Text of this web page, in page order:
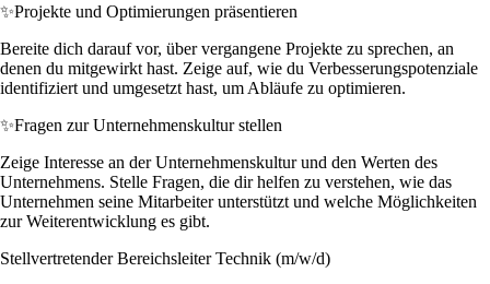
✨Projekte und Optimierungen präsentieren
Bereite dich darauf vor, über vergangene Projekte zu sprechen, an
denen du mitgewirkt hast. Zeige auf, wie du Verbesserungspotenziale
identifiziert und umgesetzt hast, um Abläufe zu optimieren.
✨Fragen zur Unternehmenskultur stellen
Zeige Interesse an der Unternehmenskultur und den Werten des
Unternehmens. Stelle Fragen, die dir helfen zu verstehen, wie das
Unternehmen seine Mitarbeiter unterstützt und welche Möglichkeiten
zur Weiterentwicklung es gibt.
Stellvertretender Bereichsleiter Technik (m/w/d)